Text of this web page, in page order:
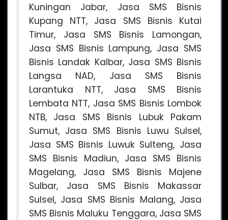
Kuningan Jabar, Jasa SMS Bisnis
Kupang NTT, Jasa SMS Bisnis Kutai
Timur, Jasa SMS Bisnis Lamongan,
Jasa SMS Bisnis Lampung, Jasa SMS
Bisnis Landak Kalbar, Jasa SMS Bisnis
Langsa NAD, Jasa SMS Bisnis
Larantuka NTT, Jasa SMS Bisnis
Lembata NTT, Jasa SMS Bisnis Lombok
NTB, Jasa SMS Bisnis Lubuk Pakam
Sumut, Jasa SMS Bisnis Luwu Sulsel,
Jasa SMS Bisnis Luwuk Sulteng, Jasa
SMS Bisnis Madiun, Jasa SMS Bisnis
Magelang, Jasa SMS Bisnis Majene
Sulbar, Jasa SMS Bisnis Makassar
Sulsel, Jasa SMS Bisnis Malang, Jasa
SMS Bisnis Maluku Tenggara, Jasa SMS